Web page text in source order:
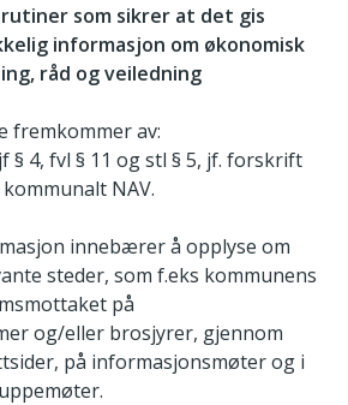
som sikrer at det gis
informasjon om økonomisk
råd og veiledning
fremkommer av:
§ 4, fvl § 11 og stl § 5, jf. forskrift
NAV.
innebærer å opplyse om
steder, som f.eks kommunens
på
og/eller brosjyrer, gjennom
på informasjonsmøter og i